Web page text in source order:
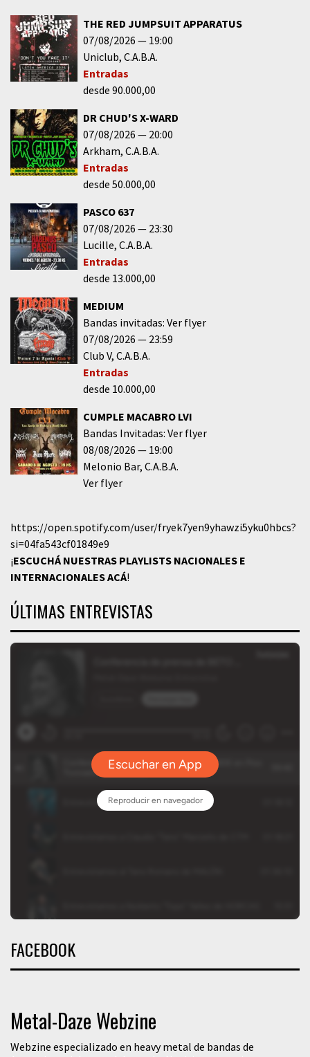
THE RED JUMPSUIT APPARATUS
07/08/2026
19:00
Uniclub C.A.B.A.
Entradas
desde 90.000,00
DR CHUD'S X-WARD
07/08/2026
20:00
Arkham C.A.B.A.
Entradas
desde 50.000,00
PASCO 637
07/08/2026
23:30
Lucille C.A.B.A.
Entradas
desde 13.000,00
MEDIUM
Bandas invitadas: Ver flyer
07/08/2026
23:59
Club V C.A.B.A.
Entradas
desde 10.000,00
CUMPLE MACABRO LVI
Bandas Invitadas: Ver flyer
08/08/2026
19:00
Melonio Bar C.A.B.A.
Ver flyer
https://open.spotify.com/user/fryek7yen9yhawzi5yku0hbcs?
si=04fa543cf01849e9
¡ESCUCHÁ NUESTRAS PLAYLISTS NACIONALES E
INTERNACIONALESACÁ!
ÚLTIMAS ENTREVISTAS
FACEBOOK
Metal-Daze Webzine
Webzine especializado en heavy metal de bandas de